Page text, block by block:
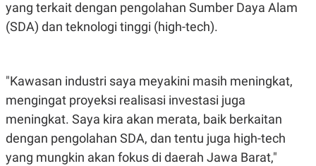
yang terkait dengan pengolahan Sumber Daya Alam
(SDA) dan teknologi tinggi (high-tech).
"Kawasan industri saya meyakini masih meningkat,
mengingat proyeksi realisasi investasi juga
meningkat. Saya kira akan merata, baik berkaitan
dengan pengolahan SDA, dan tentu juga high-tech
yang mungkin akan fokus di daerah Jawa Barat,"